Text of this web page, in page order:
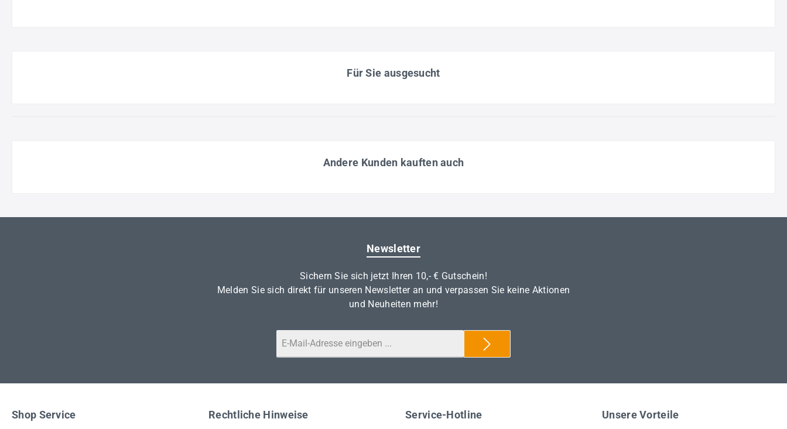
Für Sie ausgesucht
Andere Kunden kauften auch
Newsletter
Sichern Sie sich jetzt Ihren 10,- € Gutschein!
Melden Sie sich direkt für unseren Newsletter an und verpassen Sie keine Aktionen
und Neuheiten mehr!
Service-Hotline
Shop Service Rechtliche Hinweise Unsere Vorteile